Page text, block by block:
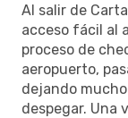
Al salir de
acceso fácil al
proceso de
aeropuerto,
dejando
despegar. Una